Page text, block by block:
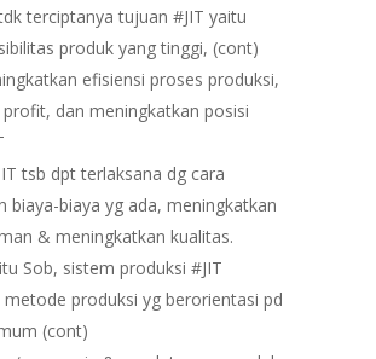
terciptanya tujuan #JIT yaitu
produk yang tinggi, (cont)
efisiensi proses produksi,
dan meningkatkan posisi
tsb dpt terlaksana dg cara
biaya-biaya yg ada, meningkatkan
& meningkatkan kualitas.
Sob, sistem produksi #JIT
produksi yg berorientasi pd
(cont)